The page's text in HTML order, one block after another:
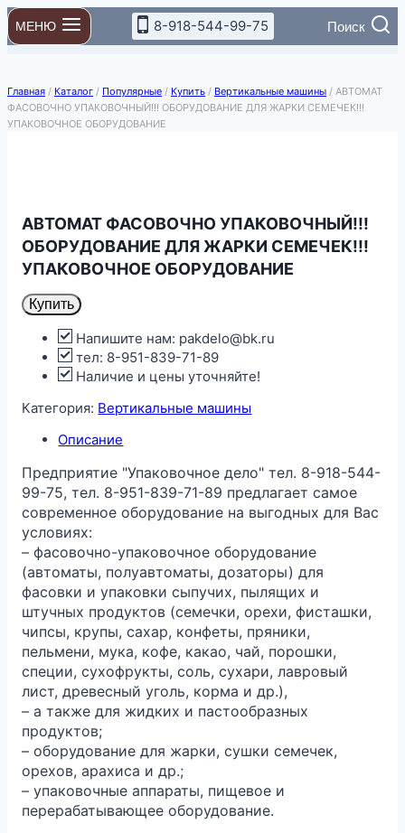
Перейти
к
содержимому
МЕНЮ 8-918-544-99-75 Поиск
Главная / Каталог / Популярные / Купить / Вертикальные машины / АВТОМАТ
ФАСОВОЧНО УПАКОВОЧНЫЙ!!! ОБОРУДОВАНИЕ ДЛЯ ЖАРКИ СЕМЕЧЕК!!!
УПАКОВОЧНОЕ ОБОРУДОВАНИЕ
АВТОМАТ ФАСОВОЧНО УПАКОВОЧНЫЙ!!!
ОБОРУДОВАНИЕ ДЛЯ ЖАРКИ СЕМЕЧЕК!!!
УПАКОВОЧНОЕ ОБОРУДОВАНИЕ
Купить
Напишите нам: pakdelo@bk.ru
тел: 8-951-839-71-89
Наличие и цены уточняйте!
Категория: Вертикальные машины
Описание
Предприятие "Упаковочное дело" тел. 8-918-544-
99-75, тел. 8-951-839-71-89 предлагает самое
современное оборудование на выгодных для Вас
условиях:
– фасовочно-упаковочное оборудование
(автоматы, полуавтоматы, дозаторы) для
фасовки и упаковки сыпучих, пылящих и
штучных продуктов (семечки, орехи, фисташки,
чипсы, крупы, сахар, конфеты, пряники,
пельмени, мука, кофе, какао, чай, порошки,
специи, сухофрукты, соль, сухари, лавровый
лист, древесный уголь, корма и др.),
– а также для жидких и пастообразных
продуктов;
– оборудование для жарки, сушки семечек,
орехов, арахиса и др.;
– упаковочные аппараты, пищевое и
перерабатывающее оборудование.